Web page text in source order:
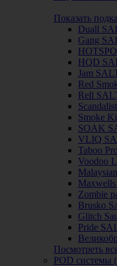
Показать
Duall
Gang
HQD
Jam
Red
Rell
Smoke
SOAK
VLIQ
Taboo
Voodoo
Zombie
Brusko
Glitch
Pride
Посмотреть
POD системы